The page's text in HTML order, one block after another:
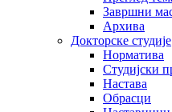
Завршни
Архива
Докторске студије
Норматива
Студијски
Настава
Обрасци